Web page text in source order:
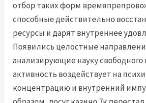
отбор таких форм
способные действительно
ресурсы и дарят внутреннее
Появились целостные
анализирующие науку свободного
активность воздействует на
концентрацию и внутренний